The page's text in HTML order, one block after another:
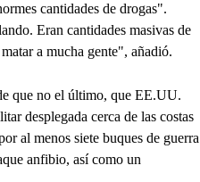
cantidades de drogas".
Eran cantidades masivas de
a mucha gente", añadió.
que no el último, que EE.UU.
desplegada cerca de las costas
al menos siete buques de guerra
anfibio, así como un